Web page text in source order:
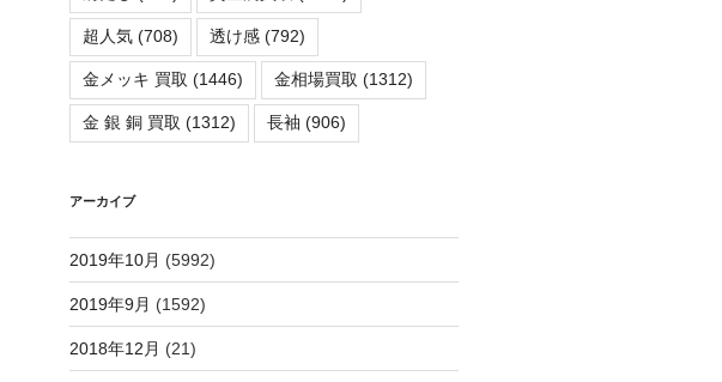
超人気(708) 透け感(792)
金メッキ 買取 (1446) 金相場買取 (1312)
金 銀 銅 買取 (1312) 長袖 (906)
アーカイブ
2019年10月 (5992)
2019年9月 (1592)
2018年12月 (21)